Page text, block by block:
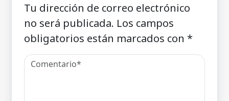
Tu dirección de correo electrónico
no será publicada. Los campos
obligatorios están marcados con *